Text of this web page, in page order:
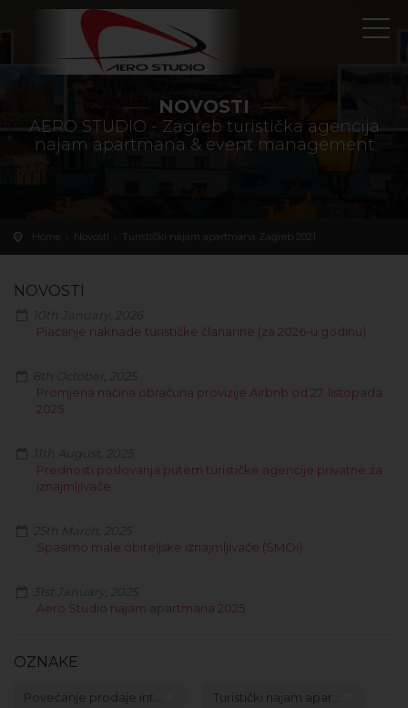
NOVOSTI
AERO STUDIO - Zagreb turistička agencija
najam apartmana & event management
Home Novosti Turistički najam apartmana Zagreb 2021
NOVOSTI
Plaćanje naknade turističke članarine (za 2026-u godinu)
Promjena načina obračuna provizije Airbnb od 27. listopada
2025.
Prednosti poslovanja putem turističke agencije privatne za
iznajmljivače
Spasimo male obiteljske iznajmljivače (SMOi)
Aero Studio najam apartmana 2025
OZNAKE
Povećanje prodaje int... Turistički najam apar...